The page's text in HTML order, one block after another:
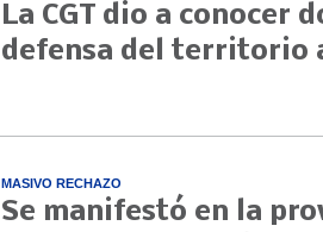
La CGT dio a conocer
defensa del territorio
MASIVO RECHAZO
Se manifestó en la